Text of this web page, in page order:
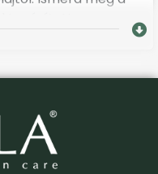
tanúsított
is rendelkező
a
választhatsz
amellyel